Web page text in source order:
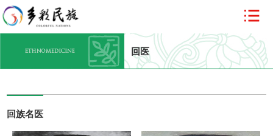
回医
回族名医